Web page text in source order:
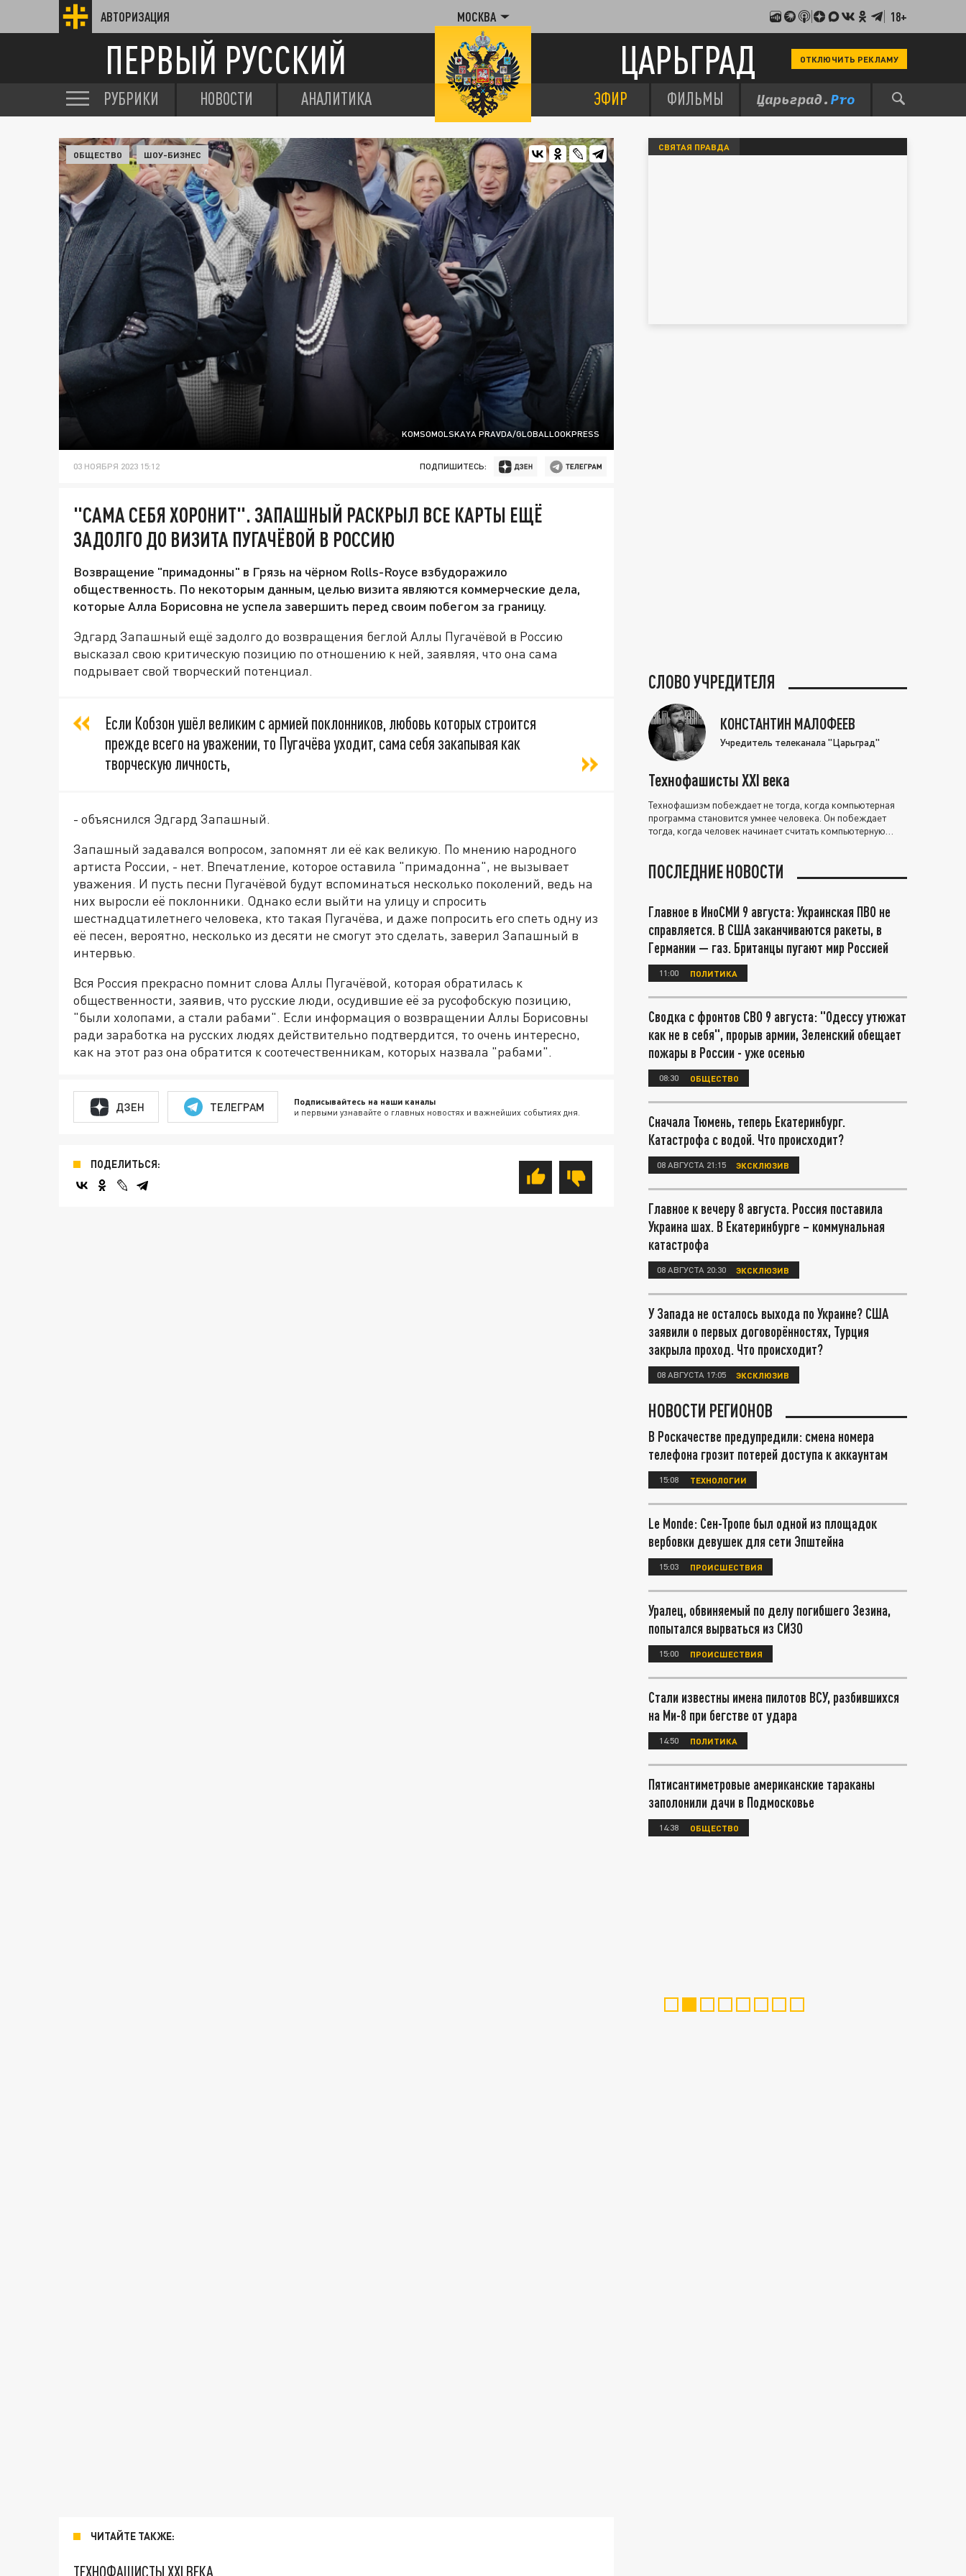
АВТОРИЗАЦИЯ МОСКВА 18+
ПЕРВЫЙ РУССКИЙ ЦАРЬГРАД ОТКЛЮЧИТЬ РЕКЛАМУ
РУБРИКИ НОВОСТИ АНАЛИТИКА ЭФИР ФИЛЬМЫ
KOMSOMOLSKAYA PRAVDA/GLOBALLOOKPRESS
ОБЩЕСТВО ШОУ-БИЗНЕС
03 НОЯБРЯ 2023 15:12 ПОДПИШИТЕСЬ:
"САМА СЕБЯ ХОРОНИТ". ЗАПАШНЫЙ РАСКРЫЛ ВСЕ КАРТЫ ЕЩЁ
ЗАДОЛГО ДО ВИЗИТА ПУГАЧЁВОЙ В РОССИЮ
Возвращение "примадонны" в Грязь на чёрном Rolls-Royce взбудоражило
общественность. По некоторым данным, целью визита являются коммерческие дела,
которые Алла Борисовна не успела завершить перед своим побегом за границу.
Эдгард Запашный ещё задолго до возвращения беглой Аллы Пугачёвой в Россию
высказал свою критическую позицию по отношению к ней, заявляя, что она сама
подрывает свой творческий потенциал.
Если Кобзон ушёл великим с армией поклонников, любовь которых строится
прежде всего на уважении, то Пугачёва уходит, сама себя закапывая как
творческую личность,
- объяснился Эдгард Запашный.
Запашный задавался вопросом, запомнят ли её как великую. По мнению народного
артиста России, - нет. Впечатление, которое оставила "примадонна", не вызывает
уважения. И пусть песни Пугачёвой будут вспоминаться несколько поколений, ведь на
них выросли её поклонники. Однако если выйти на улицу и спросить
шестнадцатилетнего человека, кто такая Пугачёва, и даже попросить его спеть одну из
её песен, вероятно, несколько из десяти не смогут это сделать, заверил Запашный в
интервью.
Вся Россия прекрасно помнит слова Аллы Пугачёвой, которая обратилась к
общественности, заявив, что русские люди, осудившие её за русофобскую позицию,
"были холопами, а стали рабами". Если информация о возвращении Аллы Борисовны
ради заработка на русских людях действительно подтвердится, то очень интересно,
как на этот раз она обратится к соотечественникам, которых назвала "рабами".
ДЗЕН ТЕЛЕГРАМ Подписывайтесь на наши каналы
и первыми узнавайте о главных новостях и важнейших событиях дня.
ПОДЕЛИТЬСЯ:
ЧИТАЙТЕ ТАКЖЕ:
ТЕХНОФАШИСТЫ XXI ВЕКА
СВЯТАЯ ПРАВДА
СЛОВО УЧРЕДИТЕЛЯ
КОНСТАНТИН МАЛОФЕЕВ
Учредитель телеканала "Царьград"
Технофашисты XXI века
Технофашизм побеждает не тогда, когда компьютерная
программа становится умнее человека. Он побеждает
тогда, когда человек начинает считать компьютерную
ПОСЛЕДНИЕ НОВОСТИ
Главное в ИноСМИ 9 августа: Украинская ПВО не
справляется. В США заканчиваются ракеты, в
Германии — газ. Британцы пугают мир Россией
11:00 ПОЛИТИКА
Сводка с фронтов СВО 9 августа: "Одессу утюжат
как не в себя", прорыв армии, Зеленский обещает
пожары в России - уже осенью
08:30 ОБЩЕСТВО
Сначала Тюмень, теперь Екатеринбург.
Катастрофа с водой. Что происходит?
08 АВГУСТА 21:15 ЭКСКЛЮЗИВ
Главное к вечеру 8 августа. Россия поставила
Украина шах. В Екатеринбурге – коммунальная
катастрофа
08 АВГУСТА 20:30 ЭКСКЛЮЗИВ
У Запада не осталось выхода по Украине? США
заявили о первых договорённостях, Турция
закрыла проход. Что происходит?
08 АВГУСТА 17:05 ЭКСКЛЮЗИВ
НОВОСТИ РЕГИОНОВ
В Роскачестве предупредили: смена номера
телефона грозит потерей доступа к аккаунтам
15:08 ТЕХНОЛОГИИ
Le Monde: Сен-Тропе был одной из площадок
вербовки девушек для сети Эпштейна
15:03 ПРОИСШЕСТВИЯ
Уралец, обвиняемый по делу погибшего Зезина,
попытался вырваться из СИЗО
15:00 ПРОИСШЕСТВИЯ
Стали известны имена пилотов ВСУ, разбившихся
на Ми-8 при бегстве от удара
14:50 ПОЛИТИКА
Пятисантиметровые американские тараканы
заполонили дачи в Подмосковье
14:38 ОБЩЕСТВО